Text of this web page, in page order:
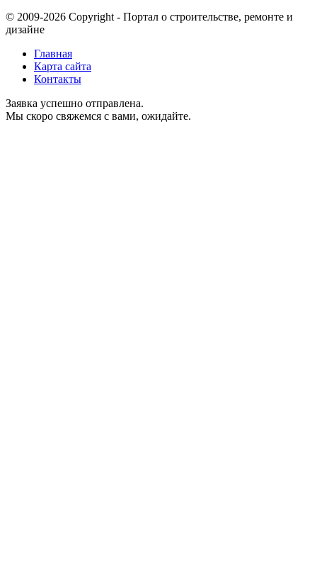
© 2009-2026 Copyright - Портал о строительстве, ремонте и
дизайне
Главная
Карта сайта
Контакты
Заявка успешно отправлена.
Мы скоро свяжемся с вами, ожидайте.